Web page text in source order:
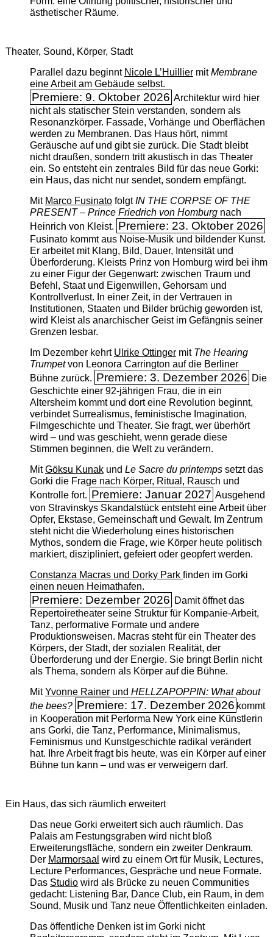
ästhetischer Räume.
Theater, Sound, Körper, Stadt
Parallel dazu beginnt Nicole L’Huilliermit ­Membrane
eine Arbeit am Gebäude selbst.
Premiere: 9. Oktober 2026 Architektur wird hier
nicht als statischer Stein verstanden, sondern als
Resonanzkörper. Fassade, Vorhänge und Oberflächen
werden zu Membranen. Das Haus hört, nimmt
Geräusche auf und gibt sie zurück. Die Stadt bleibt
nicht draußen, sondern tritt akustisch in das Theater
ein. So entsteht ein zentrales Bild für das neue Gorki:
ein Haus, das nicht nur sendet, sondern empfängt.
Mit Marco FusinatofolgtIN THE CORPSE OF THE
PRESENT – Prince Friedrich von Homburgnach
Heinrich von Kleist. Premiere: 23. Oktober 2026
Fusinato kommt aus Noise-Musik und bildender Kunst.
Er arbeitet mit Klang, Bild, Dauer, Intensität und
Überforderung. Kleists Prinz von Homburg wird bei ihm
zu einer Figur der Gegenwart: zwischen Traum und
Befehl, Staat und Eigenwillen, Gehorsam und
Kontrollverlust. In einer Zeit, in der Vertrauen in
Institutionen, Staaten und Bilder brüchig geworden ist,
wird Kleist als anarchischer Geist im Gefängnis seiner
Grenzen lesbar.
Im Dezember kehrt Ulrike Ottingermit The ­Hearing
Trumpetvon Leonora Carrington auf die Berliner
Bühne zurück. Premiere: 3. Dezember 2026 Die
Geschichte einer 92-jährigen Frau, die in ein
Altersheim kommt und dort eine Revolution beginnt,
verbindet Surrealismus, feministische Imagination,
Filmgeschichte und Theater. Sie fragt, wer überhört
wird – und was geschieht, wenn gerade diese
Stimmen beginnen, die Welt zu verändern.
MitGöksu Kunakund Le Sacre du printempssetzt das
Gorki die Frage nach Körper, Ritual, Rausch und
Kontrolle fort. Premiere: Januar 2027 Ausgehend
von Stravinskys Skandalstück entsteht eine Arbeit über
Opfer, Ekstase, Gemeinschaft und Gewalt. Im Zentrum
steht nicht die Wiederholung eines historischen
Mythos, sondern die Frage, wie Körper heute politisch
markiert, diszipliniert, gefeiert oder geopfert werden.
Constanza Macras und Dorky Park finden im Gorki
einen neuen Heimathafen.
Premiere: Dezember 2026 Damit öffnet das
Repertoiretheater seine Struktur für Kompanie-Arbeit,
Tanz, performative Formate und andere
Produktionsweisen. Macras steht für ein Theater des
Körpers, der Stadt, der sozialen Realität, der
Überforderung und der Energie. Sie bringt Berlin nicht
als Thema, sondern als Körper auf die Bühne.
MitYvonne Rainerund HELLZAPOPPIN: What about
the bees? Premiere: 17. Dezember 2026 kommt
in Kooperation mit Performa New York eine Künstlerin
ans Gorki, die Tanz, Performance, Minimalismus,
Feminismus und Kunstgeschichte radikal verändert
hat. Ihre Arbeit fragt bis heute, was ein Körper auf einer
Bühne tun kann – und was er verweigern darf.
Ein Haus, das sich räumlich erweitert
Das neue Gorki erweitert sich auch räumlich. Das
Palais am Festungsgraben wird nicht bloß
Erweiterungsfläche, sondern ein zweiter Denkraum.
Der Marmorsaal wird zu einem Ort für Musik, Lectures,
Lecture Performances, Gespräche und neue Formate.
Das Studiowird als Brücke zu neuen Communities
gedacht: Listening Bar, Dance Club, ein Raum, in dem
Sound, Musik und Tanz neue Öffentlichkeiten einladen.
Das öffentliche Denken ist im Gorki nicht